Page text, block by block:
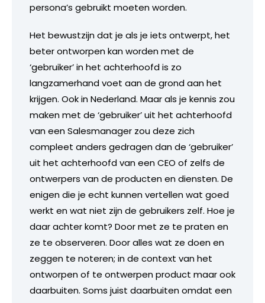
persona’s gebruikt moeten worden.
Het bewustzijn dat je als je iets ontwerpt, het
beter ontworpen kan worden met de
‘gebruiker’ in het achterhoofd is zo
langzamerhand voet aan de grond aan het
krijgen. Ook in Nederland. Maar als je kennis zou
maken met de ‘gebruiker’ uit het achterhoofd
van een Salesmanager zou deze zich
compleet anders gedragen dan de ‘gebruiker’
uit het achterhoofd van een CEO of zelfs de
ontwerpers van de producten en diensten. De
enigen die je echt kunnen vertellen wat goed
werkt en wat niet zijn de gebruikers zelf. Hoe je
daar achter komt? Door met ze te praten en
ze te observeren. Door alles wat ze doen en
zeggen te noteren; in de context van het
ontworpen of te ontwerpen product maar ook
daarbuiten. Soms juist daarbuiten omdat een